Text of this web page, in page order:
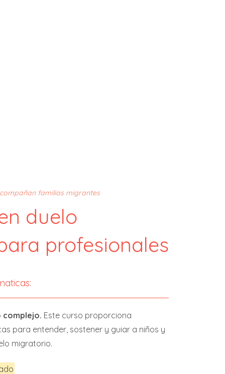
familias migrantes
duelo
profesionales
complejo. Este curso proporciona
para entender, sostener y guiar a niños y
migratorio.